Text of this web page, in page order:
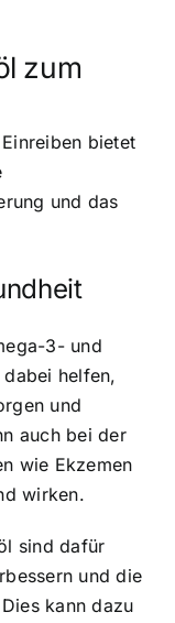
zum
bietet
und das
3- und
helfen,
und
auch bei der
wie Ekzemen
wirken.
sind dafür
und die
kann dazu